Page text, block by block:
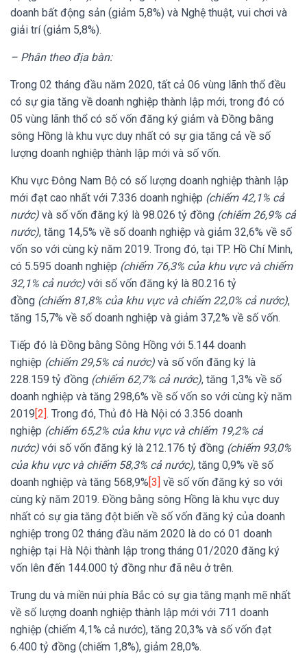
doanh bất động sản (giảm 5,8%) và Nghệ thuật, vui chơi và
giải trí (giảm 5,8%).
– Phân theo địa bàn:
Trong 02 tháng đầu năm 2020, tất cả 06 vùng lãnh thổ đều
có sự gia tăng về doanh nghiệp thành lập mới, trong đó có
05 vùng lãnh thổ có số vốn đăng ký giảm và Đồng bằng
sông Hồng là khu vực duy nhất có sự gia tăng cả về số
lượng doanh nghiệp thành lập mới và số vốn.
Khu vực Đông Nam Bộ có số lượng doanh nghiệp thành lập
mới đạt cao nhất với 7.336 doanh nghiệp (chiếm 42,1% cả
nước) và số vốn đăng ký là 98.026 tỷ đồng (chiếm 26,9% cả
nước), tăng 14,5% về số doanh nghiệp và giảm 32,6% về số
vốn so với cùng kỳ năm 2019. Trong đó, tại TP. Hồ Chí Minh,
có 5.595 doanh nghiệp (chiếm 76,3% của khu vực và chiếm
32,1% cả nước) với số vốn đăng ký là 80.216 tỷ
đồng (chiếm 81,8% của khu vực và chiếm 22,0% cả nước),
tăng 15,7% về số doanh nghiệp và giảm 37,2% về số vốn.
Tiếp đó là Đồng bằng Sông Hồng với 5.144 doanh
nghiệp (chiếm 29,5% cả nước) và số vốn đăng ký là
228.159 tỷ đồng (chiếm 62,7% cả nước), tăng 1,3% về số
doanh nghiệp và tăng 298,6% về số vốn so với cùng kỳ năm
2019[2]. Trong đó, Thủ đô Hà Nội có 3.356 doanh
nghiệp (chiếm 65,2% của khu vực và chiếm 19,2% cả
nước) với số vốn đăng ký là 212.176 tỷ đồng (chiếm 93,0%
của khu vực và chiếm 58,3% cả nước), tăng 0,9% về số
doanh nghiệp và tăng 568,9%[3] về số vốn đăng ký so với
cùng kỳ năm 2019. Đồng bằng sông Hồng là khu vực duy
nhất có sự gia tăng đột biến về số vốn đăng ký của doanh
nghiệp trong 02 tháng đầu năm 2020 là do có 01 doanh
nghiệp tại Hà Nội thành lập trong tháng 01/2020 đăng ký
vốn lên đến 144.000 tỷ đồng như đã nêu ở trên.
Trung du và miền núi phía Bắc có sự gia tăng mạnh mẽ nhất
về số lượng doanh nghiệp thành lập mới với 711 doanh
nghiệp (chiếm 4,1% cả nước), tăng 20,3% và số vốn đạt
6.400 tỷ đồng (chiếm 1,8%), giảm 28,0%.